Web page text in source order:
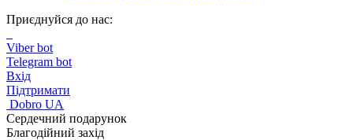
Приєднуйся до нас:
Viber bot
Telegram bot
Вхід
Підтримати
Dobro UA
Сердечний подарунок
Благодійний захід